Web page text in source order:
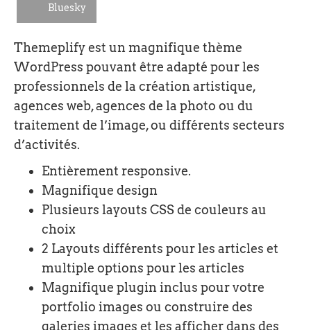
Bluesky
Themeplify est un magnifique thème
WordPress pouvant être adapté pour les
professionnels de la création artistique,
agences web, agences de la photo ou du
traitement de l’image, ou différents secteurs
d’activités.
Entièrement responsive.
Magnifique design
Plusieurs layouts CSS de couleurs au
choix
2 Layouts différents pour les articles et
multiple options pour les articles
Magnifique plugin inclus pour votre
portfolio images ou construire des
galeries images et les afficher dans des